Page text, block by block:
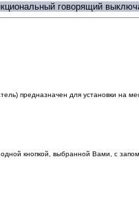
говорящий
предназначен для установки на
кнопкой, выбранной Вами, с